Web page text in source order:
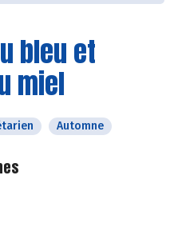
bleu et
miel
Automne